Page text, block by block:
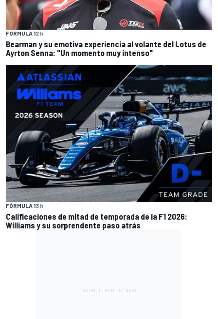
FÓRMULA 12 h
Bearman y su emotiva experiencia al volante del Lotus de
Ayrton Senna: "Un momento muy intenso"
FÓRMULA 13 h
Calificaciones de mitad de temporada de la F1 2026:
Williams y su sorprendente paso atrás